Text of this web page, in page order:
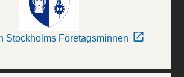
Stockholms Företagsminnen